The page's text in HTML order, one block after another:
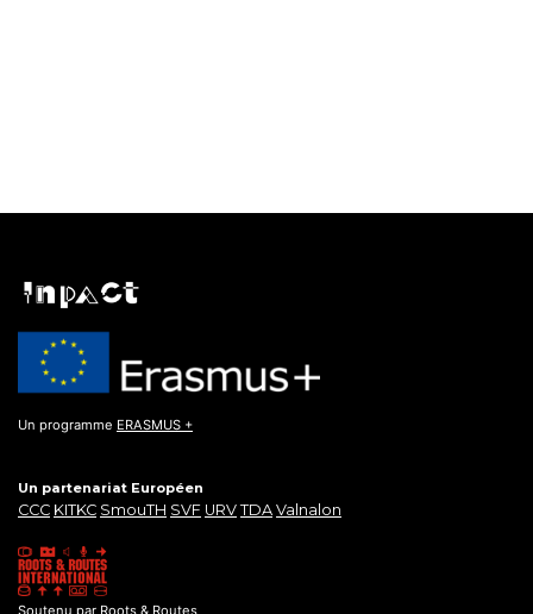
Un programme ERASMUS +
Un partenariat Européen
CCC KITKC SmouTH SVF URV TDA Valnalon